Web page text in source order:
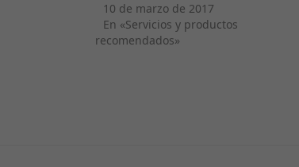
10 de marzo de 2017
En «Servicios y productos
recomendados»